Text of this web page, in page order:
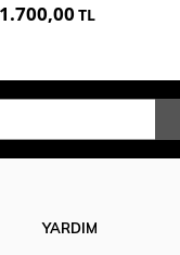
1.700,00 TL
YARDIM